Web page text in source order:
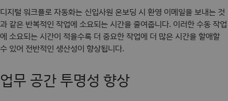
디지털 워크플로 자동화는 신입사원 온보딩 시 환영 이메일을 보내는 것
과 같은 반복적인 작업에 소요되는 시간을 줄여줍니다. 이러한 수동 작업
에 소요되는 시간이 적을수록 더 중요한 작업에 더 많은 시간을 할애할
수 있어 전반적인 생산성이 향상됩니다.
업무 공간 투명성 향상